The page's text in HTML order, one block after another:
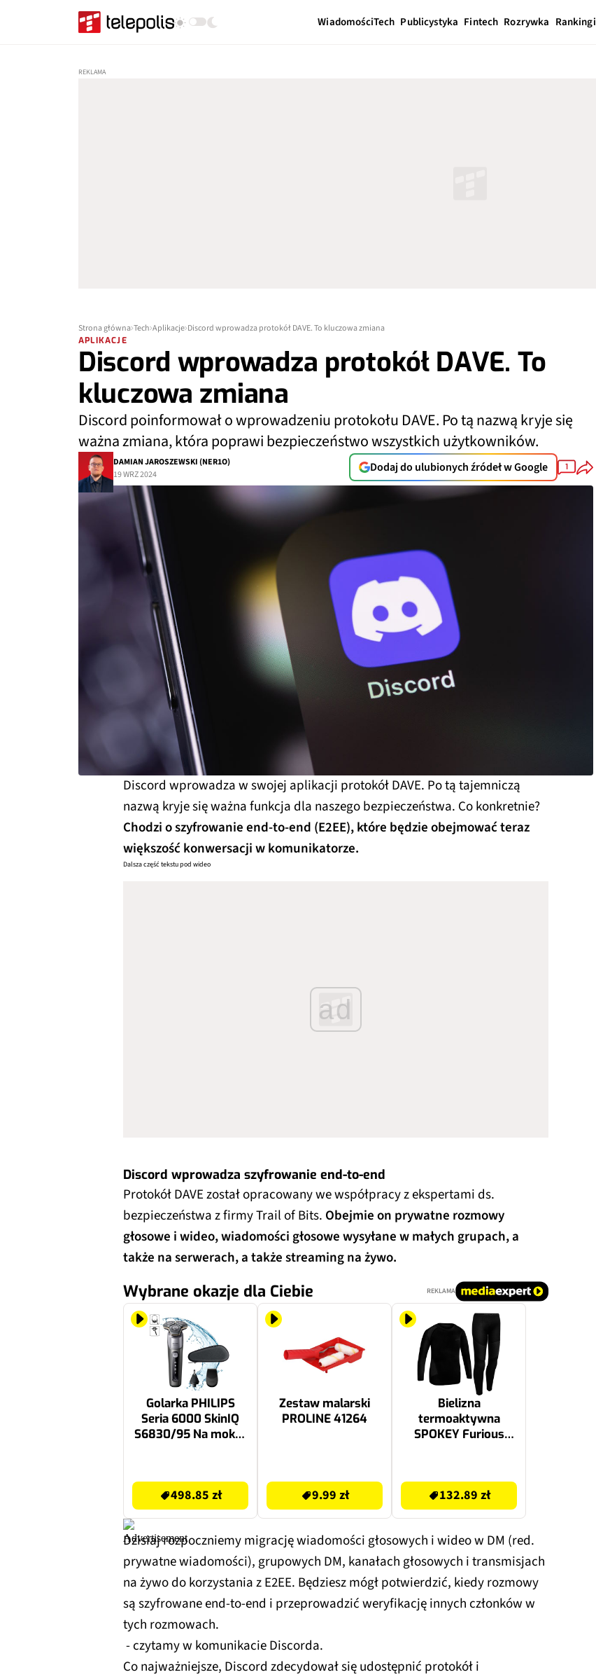
WiadomościTech Publicystyka Fintech Rozrywka Rankingi
Strona główna Tech Aplikacje Discord wprowadza protokół DAVE. To kluczowa zmiana
APLIKACJE
Discord wprowadza protokół DAVE. To
kluczowa zmiana
Discord poinformował o wprowadzeniu protokołu DAVE. Po tą nazwą kryje się
ważna zmiana, która poprawi bezpieczeństwo wszystkich użytkowników.
DAMIAN JAROSZEWSKI (NER1O)
19 WRZ 2024
Dodaj do ulubionych źródeł w Google 1
Discord wprowadza w swojej aplikacji protokół DAVE. Po tą tajemniczą
nazwą kryje się ważna funkcja dla naszego bezpieczeństwa. Co konkretnie?
Chodzi o szyfrowanie end-to-end (E2EE), które będzie obejmować teraz
większość konwersacji w komunikatorze.
Dalsza część tekstu pod wideo
ad
Discord wprowadza szyfrowanie end-to-end
Protokół DAVE został opracowany we współpracy z ekspertami ds.
bezpieczeństwa z firmy Trail of Bits. Obejmie on prywatne rozmowy
głosowe i wideo, wiadomości głosowe wysyłane w małych grupach, a
także na serwerach, a także streaming na żywo.
Wybrane okazje dla Ciebie REKLAMA
Golarka PHILIPS
Seria 6000 SkinIQ
S6830/95 Na mokro
498.85 zł
Zestaw malarski
PROLINE 41264
9.99 zł
Bielizna
termoaktywna
SPOKEY Furious
132.89 zł
Dzisiaj rozpoczniemy migrację wiadomości głosowych i wideo w DM (red.
prywatne wiadomości), grupowych DM, kanałach głosowych i transmisjach
na żywo do korzystania z E2EE. Będziesz mógł potwierdzić, kiedy rozmowy
są szyfrowane end-to-end i przeprowadzić weryfikację innych członków w
tych rozmowach.
- czytamy w komunikacie Discorda.
Co najważniejsze, Discord zdecydował się udostępnić protokół i